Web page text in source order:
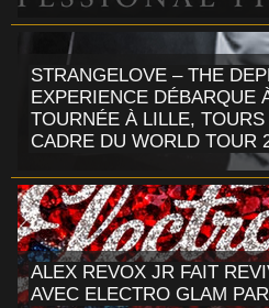
STRANGELOVE – THE
EXPERIENCE DÉBARQUE
TOURNÉE À LILLE,
CADRE DU WORLD TOUR
ALEX REVOX JR FAIT
AVEC ELECTRO GLAM